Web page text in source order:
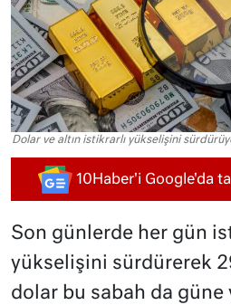
Dolar ve altın istikrarlı yükselişini
10Haber'i Google'da
Son günlerde her gün
yükselişini sürdürerek
dolar bu sabah da güne